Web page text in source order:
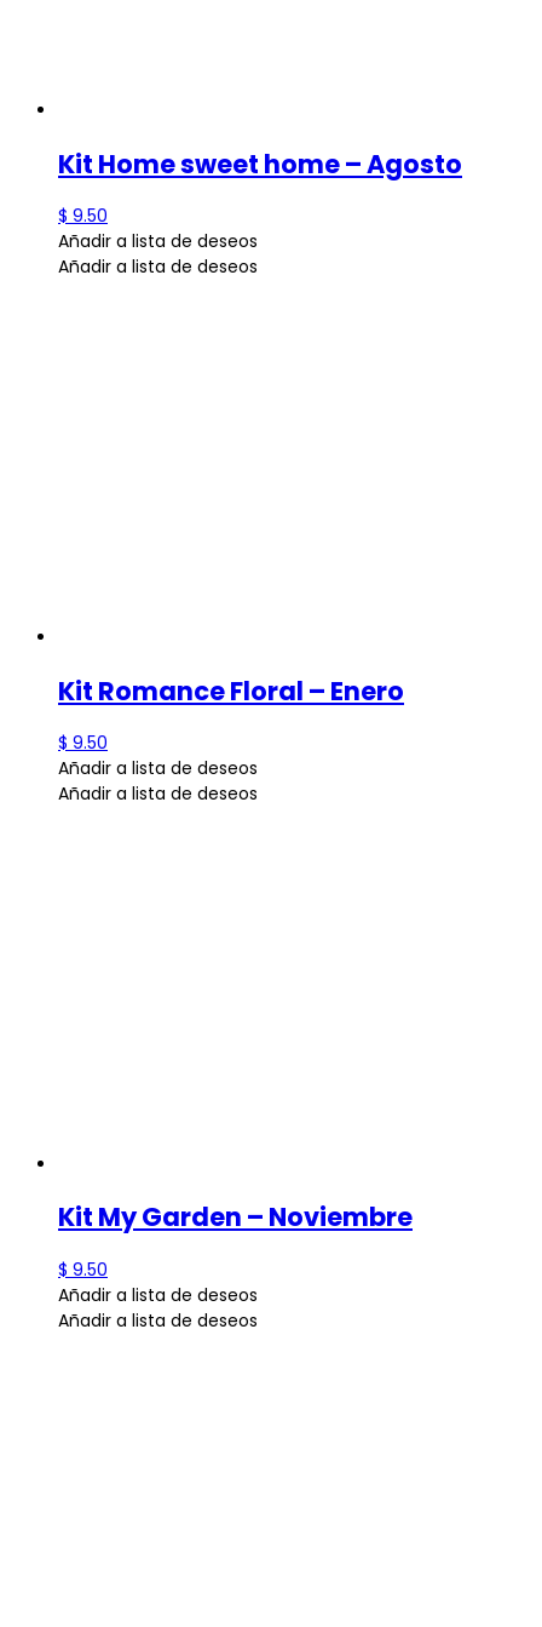
Kit Home sweet home – Agosto
$ 9.50
Añadir a lista de deseos
Añadir a lista de deseos
Kit Romance Floral – Enero
$ 9.50
Añadir a lista de deseos
Añadir a lista de deseos
Kit My Garden – Noviembre
$ 9.50
Añadir a lista de deseos
Añadir a lista de deseos